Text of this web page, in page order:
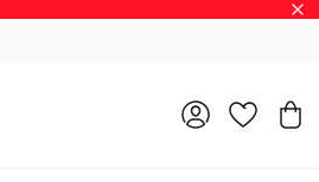
Giriş Yap